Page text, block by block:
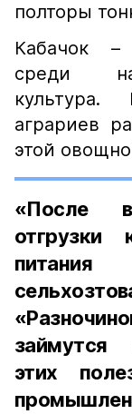
полторы
Кабачок –
среди
аграриев
этой
«После
отгрузки
питания
этих